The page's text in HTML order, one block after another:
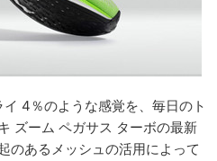
4％のような感覚を、毎日のト
ズーム ペガサス ターボの最新
のあるメッシュの活用によって